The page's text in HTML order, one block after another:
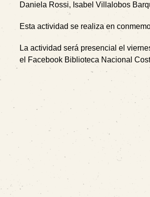
Daniela Rossi, Isabel Villalobos
Esta actividad se realiza en
La actividad será presencial el
el Facebook Biblioteca Nacional